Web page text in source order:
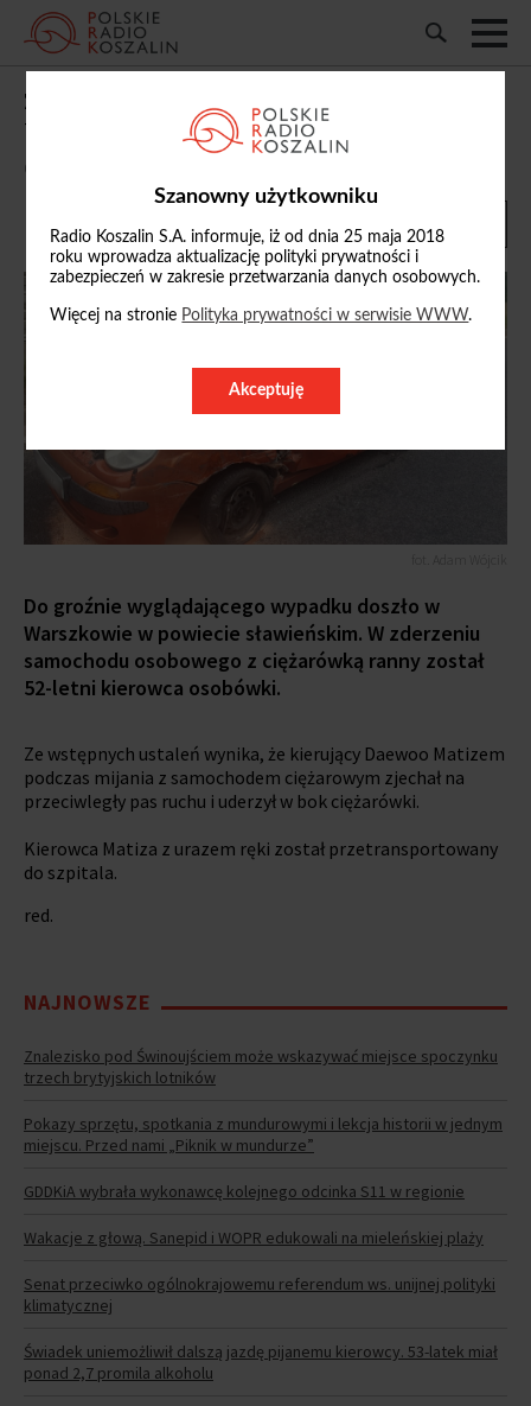
Szanowny użytkowniku
Radio Koszalin S.A. informuje, iż od dnia 25 maja 2018
roku wprowadza aktualizację polityki prywatności i
zabezpieczeń w zakresie przetwarzania danych osobowych.
Więcej na stronie Polityka prywatności w serwisie WWW.
Akceptuję
Zderzenie osobówki z ciężarówką w
Warszkowie. Kierowca trafił do szpitala
06/07/2026, 16:49
Do groźnie wyglądającego wypadku doszło w
Warszkowie w powiecie sławieńskim. W zderzeniu
samochodu osobowego z ciężarówką ranny został
52-letni kierowca osobówki.
Ze wstępnych ustaleń wynika, że kierujący Daewoo Matizem
podczas mijania z samochodem ciężarowym zjechał na
przeciwległy pas ruchu i uderzył w bok ciężarówki.
Kierowca Matiza z urazem ręki został przetransportowany
do szpitala.
red.
NAJNOWSZE
Znalezisko pod Świnoujściem może wskazywać miejsce spoczynku
trzech brytyjskich lotników
Pokazy sprzętu, spotkania z mundurowymi i lekcja historii w jednym
miejscu. Przed nami „Piknik w mundurze”
GDDKiA wybrała wykonawcę kolejnego odcinka S11 w regionie
Wakacje z głową. Sanepid i WOPR edukowali na mieleńskiej plaży
Senat przeciwko ogólnokrajowemu referendum ws. unijnej polityki
klimatycznej
Świadek uniemożliwił dalszą jazdę pijanemu kierowcy. 53-latek miał
ponad 2,7 promila alkoholu